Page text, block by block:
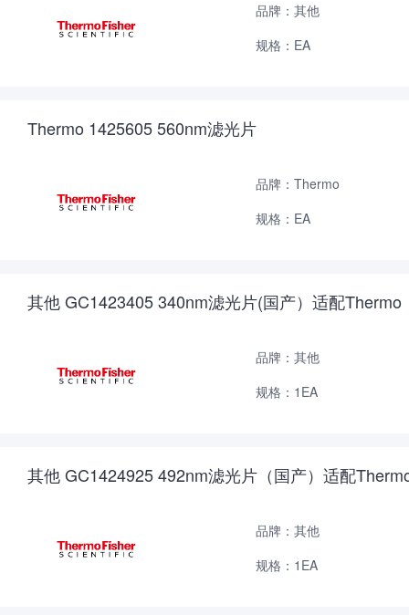
品牌：其他
规格：EA
Thermo 1425605 560nm滤光片
品牌：Thermo
规格：EA
其他 GC1423405 340nm滤光片(国产）适配Thermo
品牌：其他
规格：1EA
其他 GC1424925 492nm滤光片（国产）适配
品牌：其他
规格：1EA